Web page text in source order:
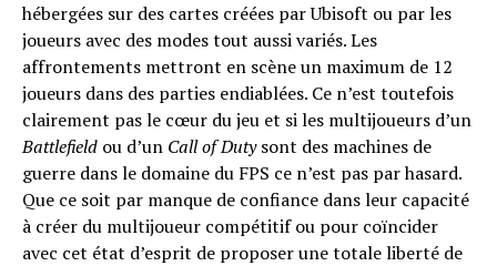
hébergées sur des cartes créées par Ubisoft ou par les
joueurs avec des modes tout aussi variés. Les
affrontements mettront en scène un maximum de 12
joueurs dans des parties endiablées. Ce n’est toutefois
clairement pas le cœur du jeu et si les multijoueurs d’un
Battlefield ou d’un Call of Dutysont des machines de
guerre dans le domaine du FPS ce n’est pas par hasard.
Que ce soit par manque de confiance dans leur capacité
à créer du multijoueur compétitif ou pour coïncider
avec cet état d’esprit de proposer une totale liberté de